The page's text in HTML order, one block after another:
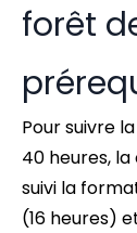
forêt
Pour suivre
40 heures,
suivi la
(16 heures)